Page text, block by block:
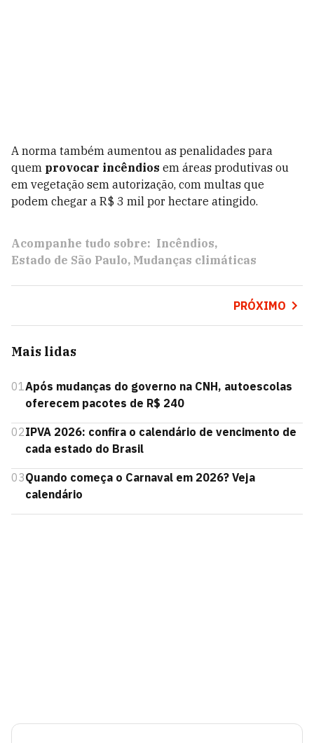
A norma também aumentou as penalidades para
quem provocar incêndios em áreas produtivas ou
em vegetação sem autorização, com multas que
podem chegar a R$ 3 mil por hectare atingido.
Acompanhe tudo sobre: Incêndios
Estado de São Paulo Mudanças climáticas
PRÓXIMO
Mais lidas
01Após mudanças do governo na CNH, autoescolas
oferecem pacotes de R$ 240
02IPVA 2026: confira o calendário de vencimento de
cada estado do Brasil
03Quando começa o Carnaval em 2026? Veja
calendário